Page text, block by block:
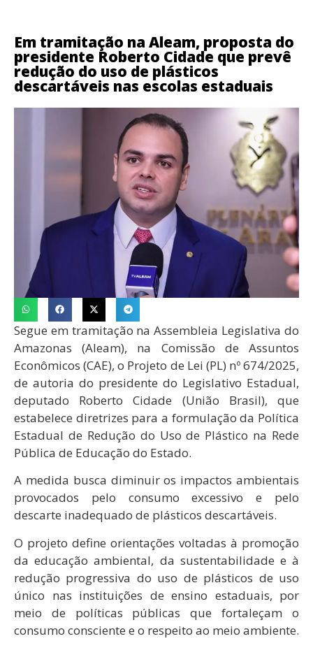
Em tramitação na Aleam, proposta do
presidente Roberto Cidade que prevê
redução do uso de plásticos
descartáveis nas escolas estaduais
Segue em tramitação na Assembleia Legislativa do
Amazonas (Aleam), na Comissão de Assuntos
Econômicos (CAE), o Projeto de Lei (PL) nº 674/2025,
de autoria do presidente do Legislativo Estadual,
deputado Roberto Cidade (União Brasil), que
estabelece diretrizes para a formulação da Política
Estadual de Redução do Uso de Plástico na Rede
Pública de Educação do Estado.
A medida busca diminuir os impactos ambientais
provocados pelo consumo excessivo e pelo
descarte inadequado de plásticos descartáveis.
O projeto define orientações voltadas à promoção
da educação ambiental, da sustentabilidade e à
redução progressiva do uso de plásticos de uso
único nas instituições de ensino estaduais, por
meio de políticas públicas que fortaleçam o
consumo consciente e o respeito ao meio ambiente.